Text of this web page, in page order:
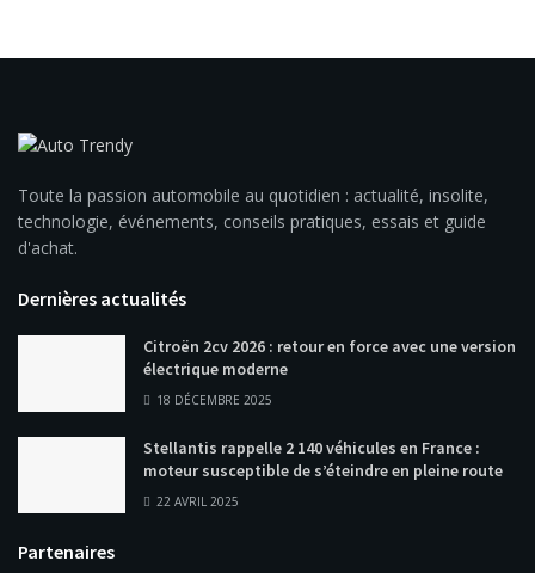
Toute la passion automobile au quotidien : actualité, insolite,
technologie, événements, conseils pratiques, essais et guide
d'achat.
Dernières actualités
Citroën 2cv 2026 : retour en force avec une version
électrique moderne
18 DÉCEMBRE 2025
Stellantis rappelle 2 140 véhicules en France :
moteur susceptible de s’éteindre en pleine route
22 AVRIL 2025
Partenaires